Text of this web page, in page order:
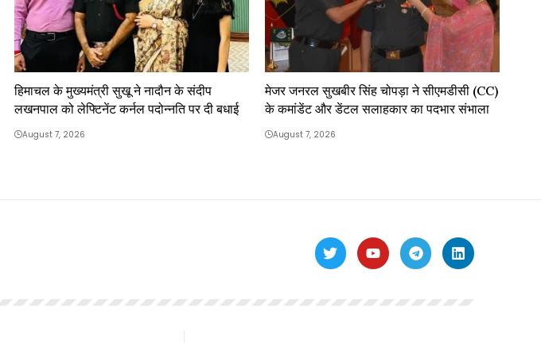
हिमाचल के मुख्यमंत्री सुखू ने नादौन के संदीप
लखनपाल को लेफ्टिनेंट कर्नल पदोन्नति पर दी बधाई
August 7, 2026
मेजर जनरल सुखबीर सिंह चोपड़ा ने सीएमडीसी (CC)
के कमांडेंट और डेंटल सलाहकार का पदभार संभाला
August 7, 2026